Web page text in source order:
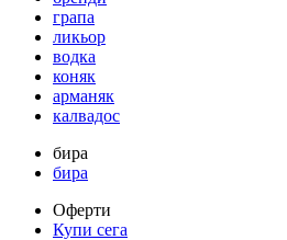
грапа
ликьор
водка
коняк
арманяк
калвадос
бира
бира
Оферти
Купи сега